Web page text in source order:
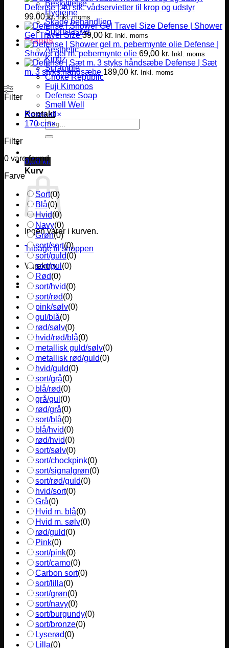
Beskyttelse
Hygiejne
Skade behandling
Sportstasker
Brands
Aesthetic
Kingz
Scramble
Choke Republic
Fuji Kimonos
Defense Soap
Smell Well
Kontakt
Søg
efter:
0,00 kr.
Kurv
Ingen varer i kurven.
Tilbage til shoppen
Varekurv
Defense | 40 stk. vådservietter til krop og udstyr
99,00kr. Inkl. moms
Defense | Shower
Gel Travel Size 39,00 kr. Inkl. moms
Defense |
Shower gel m. pebermynte olie 69,00 kr. Inkl. moms
Defense | Sæt
m. 3 styks håndsæbe 189,00 kr. Inkl. moms
Filter
Reset all ×
170 cm×
Filter
0 vare found
Farve
Sort(0)
Blå(0)
Hvid(0)
Navy(0)
Grøn(0)
sort/sort(0)
sort/guld(0)
sort/gul (0)
Rød(0)
sort/hvid(0)
sort/rød(0)
pink/sølv(0)
gul/blå(0)
rød/sølv(0)
hvid/rød/blå(0)
metallisk guld/sølv(0)
metallisk rød/guld(0)
hvid/guld(0)
sort/grå(0)
blå/rød(0)
grå/gul (0)
rød/grå(0)
sort/blå(0)
blå/hvid(0)
rød/hvid(0)
sort/sølv(0)
sort/chockpink(0)
sort/signalgrøn(0)
sort/rød/guld(0)
hvid/sort(0)
Grå(0)
Hvid m. blå(0)
Hvid m. sølv(0)
rød/guld(0)
Pink(0)
sort/pink(0)
sort/camo(0)
Carbon sort(0)
sort/lilla(0)
sort/grøn(0)
sort/navy(0)
sort/burgundy(0)
sort/bronze(0)
Lyserød(0)
Lilla(0)